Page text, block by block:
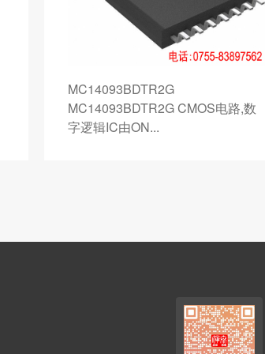
AT27C512R-12JC
27C512R-12JC存储器,存储芯片由
ATMEL原厂生产...